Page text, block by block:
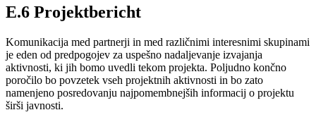
E.6 Projektbericht
Komunikacija med partnerji in med različnimi interesnimi skupinami
je eden od predpogojev za uspešno nadaljevanje izvajanja
aktivnosti, ki jih bomo uvedli tekom projekta. Poljudno končno
poročilo bo povzetek vseh projektnih aktivnosti in bo zato
namenjeno posredovanju najpomembnejših informacij o projektu
širši javnosti.